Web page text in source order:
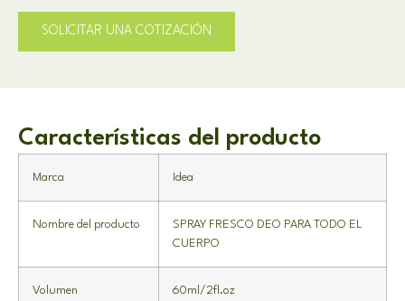
SOLICITAR UNA COTIZACIÓN
Características del producto
Marca Idea
Nombre del producto
SPRAY FRESCO DEO PARA TODO EL
CUERPO
Volumen 60ml/2fl.oz